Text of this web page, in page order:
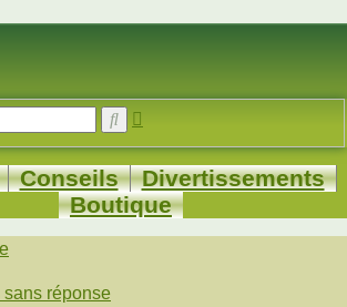
Rechercher
Conseils
Divertissements
Boutique
sans réponse